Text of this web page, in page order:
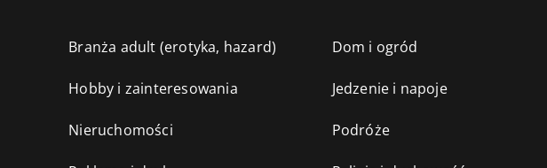
Branża adult (erotyka, hazard) Dom i ogród
Hobby i zainteresowania Jedzenie i napoje
Nieruchomości Podróże